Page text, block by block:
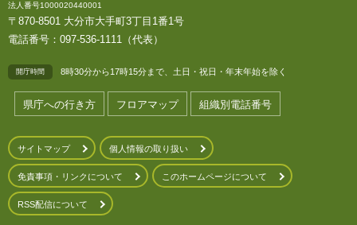
法人番号1000020440001
〒870-8501 大分市大手町3丁目1番1号
電話番号：097-536-1111（代表）
開庁時間 8時30分から17時15分まで、土日・祝日・年末年始を除く
県庁への行き方 フロアマップ 組織別電話番号
サイトマップ 個人情報の取り扱い
免責事項・リンクについて このホームページについて
RSS配信について